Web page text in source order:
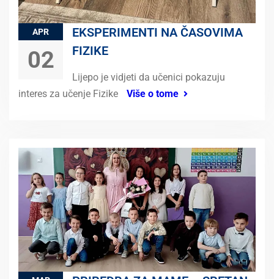
APR
02
EKSPERIMENTI NA ČASOVIMA
FIZIKE
Lijepo je vidjeti da učenici pokazuju
interes za učenje Fizike
Više o tome